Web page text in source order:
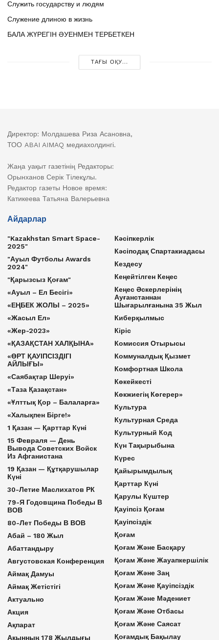
Служить государству и людям
Служение длиною в жизнь
БАЛА ЖҮРЕГІН ӘУЕНМЕН ТЕРБЕТКЕН
ТАҒЫ ОҚУ...
Директор: Молдашева Риза Асановна,
ТОО ABAI AIMAQ медиахолдингі.
Жаңа уақыт газетінің Редакторы:
Орынханов Серік Тілекұлы.
Редактор газеты Новое время:
Катикеева Татьяна Валерьевна
Айдарлар
"Kazakhstan Smart Space-
2025"
"Ауыл Футболы Awards
2024"
"Қарызсыз Қоғам"
«Ауыл – Ел Бесігі»
«ЕҢБЕК ЖОЛЫ – 2025»
«Жасыл Ел»
«Жер-2023»
«ҚАЗАҚСТАН ХАЛҚЫНА»
«ӨРТ ҚАУІПСІЗДІГІ
АЙЛЫҒЫ»
«Саябақтар Шеруі»
«Таза Қазақстан»
«Ұлттық Қор – Балаларға»
«Халықпен Бірге!»
1 Қазан — Қарттар Күні
15 Февраля — День
Вывода Советских Войск
Из Афганистана
19 Қазан — Құтқарушылар
Күні
30-Летие Маслихатов РК
79-Я Годовщина Победы В
ВОВ
80-Лет Победы В ВОВ
Абай – 180 Жыл
Абаттандыру
Августовская Конференция
Аймақ Дамуы
Аймақ Жетістігі
Актуально
Акция
Ақпарат
Ақынның 178 Жылдығы
Кәсіпкерлік
Кәсіподақ Спартакиадасы
Кездесу
Кеңейтілген Кеңес
Кеңес Әскерлерінің
Ауғанстаннан
Шығарылғанына 35 Жыл
Киберқылмыс
Кіріс
Комиссия Отырысы
Коммуналдық Қызмет
Комфортная Школа
Көкейкесті
Көкжиегің Көгерер»
Культура
Культурная Среда
Культурный Код
Күн Тақырыбына
Күрес
Қайырымдылық
Қарттар Күні
Қарулы Күштер
Қауіпсіз Қоғам
Қауіпсіздік
Қоғам
Қоғам Және Басқару
Қоғам Және Жауапкершілік
Қоғам Және Заң
Қоғам Және Қауіпсіздік
Қоғам Және Мәдениет
Қоғам Және Отбасы
Қоғам Және Саясат
Қоғамдық Бақылау